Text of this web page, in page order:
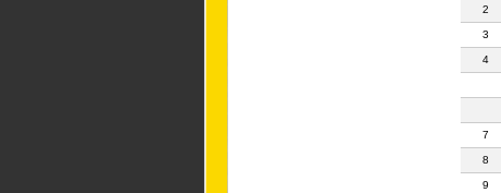
2
3
4
7
8
9